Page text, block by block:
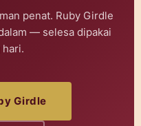
penat. Ruby Girdle
— selesa dipakai
hari.
Girdle